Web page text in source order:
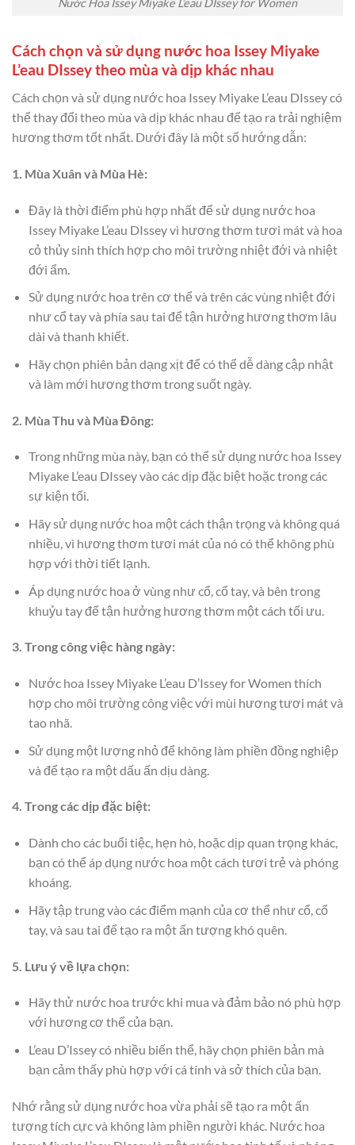
Cách chọn và sử dụng nước hoa Issey Miyake
L’eau DIssey theo mùa và dịp khác nhau
Cách chọn và sử dụng nước hoa Issey Miyake L’eau DIssey có
thể thay đổi theo mùa và dịp khác nhau để tạo ra trải nghiệm
hương thơm tốt nhất. Dưới đây là một số hướng dẫn:
1. Mùa Xuân và Mùa Hè:
Đây là thời điểm phù hợp nhất để sử dụng nước hoa
Issey Miyake L’eau DIssey vì hương thơm tươi mát và hoa
cỏ thủy sinh thích hợp cho môi trường nhiệt đới và nhiệt
đới ẩm.
Sử dụng nước hoa trên cơ thể và trên các vùng nhiệt đới
như cổ tay và phía sau tai để tận hưởng hương thơm lâu
dài và thanh khiết.
Hãy chọn phiên bản dạng xịt để có thể dễ dàng cập nhật
và làm mới hương thơm trong suốt ngày.
2. Mùa Thu và Mùa Đông:
Trong những mùa này, bạn có thể sử dụng nước hoa Issey
Miyake L’eau DIssey vào các dịp đặc biệt hoặc trong các
sự kiện tối.
Hãy sử dụng nước hoa một cách thận trọng và không quá
nhiều, vì hương thơm tươi mát của nó có thể không phù
hợp với thời tiết lạnh.
Áp dụng nước hoa ở vùng như cổ, cổ tay, và bên trong
khuỷu tay để tận hưởng hương thơm một cách tối ưu.
3. Trong công việc hàng ngày:
Nước hoa Issey Miyake L’eau D’Issey for Women thích
hợp cho môi trường công việc với mùi hương tươi mát và
tao nhã.
Sử dụng một lượng nhỏ để không làm phiền đồng nghiệp
và để tạo ra một dấu ấn dịu dàng.
4. Trong các dịp đặc biệt:
Dành cho các buổi tiệc, hẹn hò, hoặc dịp quan trọng khác,
bạn có thể áp dụng nước hoa một cách tươi trẻ và phóng
khoáng.
Hãy tập trung vào các điểm mạnh của cơ thể như cổ, cổ
tay, và sau tai để tạo ra một ấn tượng khó quên.
5. Lưu ý về lựa chọn:
Hãy thử nước hoa trước khi mua và đảm bảo nó phù hợp
với hương cơ thể của bạn.
L’eau D’Issey có nhiều biến thể, hãy chọn phiên bản mà
bạn cảm thấy phù hợp với cá tính và sở thích của bạn.
Nhớ rằng sử dụng nước hoa vừa phải sẽ tạo ra một ấn
tượng tích cực và không làm phiền người khác. Nước hoa